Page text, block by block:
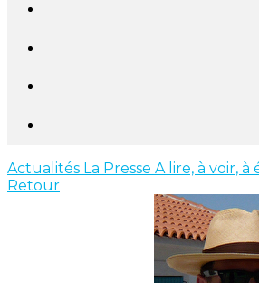
Actualités La Presse A lire, à voir, à
Retour